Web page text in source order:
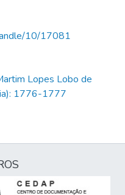
10/17081
Lopes Lobo de
1776-1777